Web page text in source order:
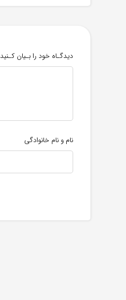
دیدگـاه خود را بـیان کـنید
نام و نام خانوادگی